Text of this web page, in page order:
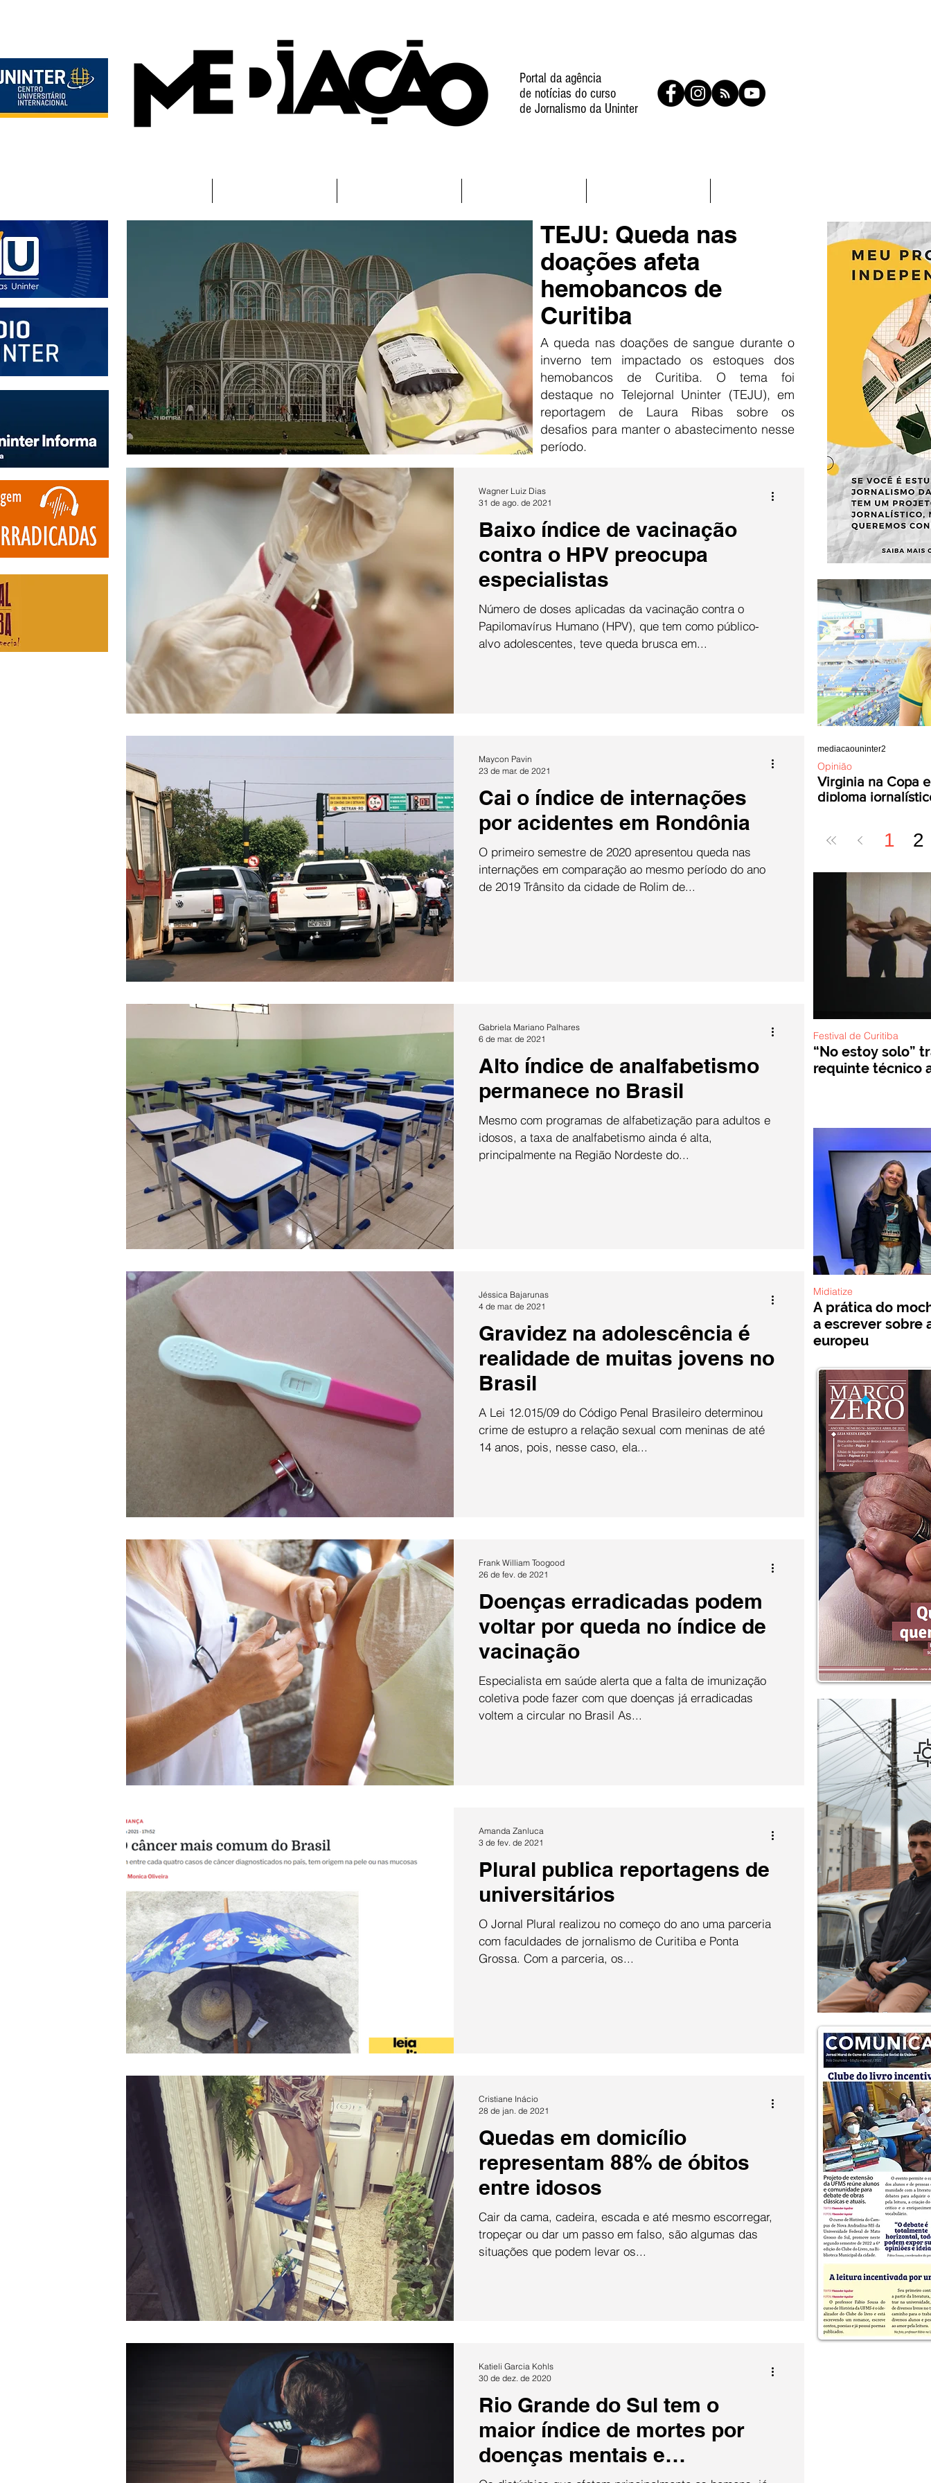
Portal da agência
de notícias do curso
de Jornalismo da Uninter
TEJU: Queda nas
doações afeta
hemobancos de
Curitiba
A queda nas doações de sangue durante o
inverno tem impactado os estoques dos
hemobancos de Curitiba. O tema foi
destaque no Telejornal Uninter (TEJU), em
reportagem de Laura Ribas sobre os
desafios para manter o abastecimento nesse
período.
Virginia na Copa
diploma
Opinião
mediacaouninter2
1 2
“No estoy solo”
requinte técnico
Festival de Curitiba
A prática do
a escrever sobre
europeu
Midiatize
Baixo índice de vacinação
contra o HPV preocupa
especialistas
Número de doses aplicadas da vacinação contra o
Papilomavírus Humano (HPV), que tem como público-
alvo adolescentes, teve queda brusca em...
Wagner Luiz Dias
31 de ago. de 2021
Cai o índice de internações
por acidentes em Rondônia
O primeiro semestre de 2020 apresentou queda nas
internações em comparação ao mesmo período do ano
de 2019 Trânsito da cidade de Rolim de...
Maycon Pavin
23 de mar. de 2021
Alto índice de analfabetismo
permanece no Brasil
Mesmo com programas de alfabetização para adultos e
idosos, a taxa de analfabetismo ainda é alta,
principalmente na Região Nordeste do...
Gabriela Mariano Palhares
6 de mar. de 2021
Gravidez na adolescência é
realidade de muitas jovens no
Brasil
A Lei 12.015/09 do Código Penal Brasileiro determinou
crime de estupro a relação sexual com meninas de até
14 anos, pois, nesse caso, ela...
Jéssica Bajarunas
4 de mar. de 2021
Doenças erradicadas podem
voltar por queda no índice de
vacinação
Especialista em saúde alerta que a falta de imunização
coletiva pode fazer com que doenças já erradicadas
voltem a circular no Brasil As...
Frank William Toogood
26 de fev. de 2021
Plural publica reportagens de
universitários
O Jornal Plural realizou no começo do ano uma parceria
com faculdades de jornalismo de Curitiba e Ponta
Grossa. Com a parceria, os...
Amanda Zanluca
3 de fev. de 2021
Quedas em domicílio
representam 88% de óbitos
entre idosos
Cair da cama, cadeira, escada e até mesmo escorregar,
tropeçar ou dar um passo em falso, são algumas das
situações que podem levar os...
Cristiane Inácio
28 de jan. de 2021
Rio Grande do Sul tem o
maior índice de mortes por
doenças mentais e
Katieli Garcia Kohls
30 de dez. de 2020